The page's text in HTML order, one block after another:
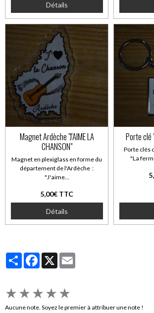
Détails
Magnet Ardèche "J'AIME LA
CHANSON"
Magnet en plexiglass en forme du
département de l'Ardèche :
"J'aime...
5,00€ TTC
Détails
Porte clé
Porte clés
"La
PartagerFacebook
X
★★★★★
Aucune note. Soyez le premier à attribuer une note !